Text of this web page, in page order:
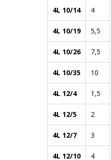
4L 10/14 4
4L 10/19 5,5
4L 10/26 7,5
4L 10/35 10
4L 12/4 1,5
4L 12/5 2
4L 12/7 3
4L 12/10 4